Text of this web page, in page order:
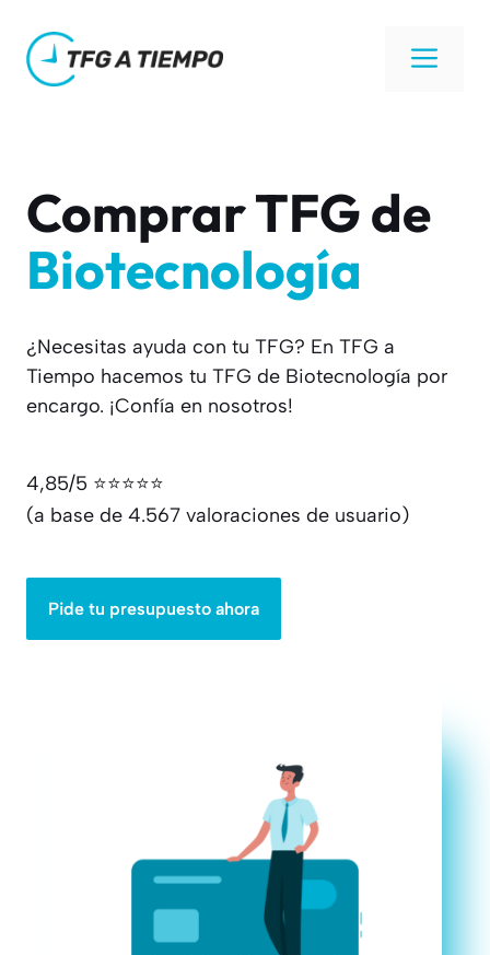
contenido
Comprar TFG de
Biotecnología
¿Necesitas ayuda con tu TFG? En TFG a
Tiempo hacemos tu TFG de Biotecnología por
encargo. ¡Confía en nosotros!
4,85/5 ⭐⭐⭐⭐⭐
(a base de 4.567 valoraciones de usuario)
Pide tu presupuesto ahora